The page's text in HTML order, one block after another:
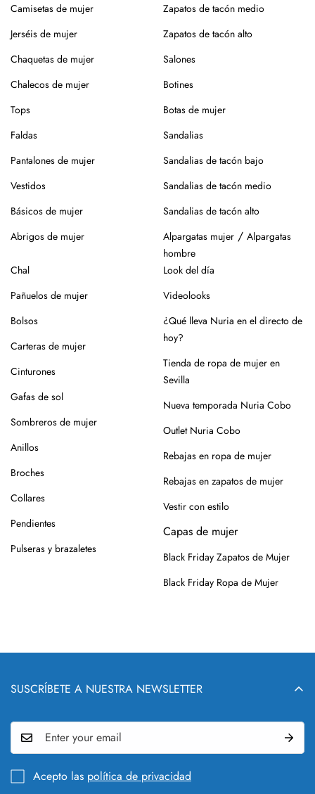
Camisetas de mujer
Jerséis de mujer
Chaquetas de mujer
Chalecos de mujer
Tops
Faldas
Pantalones de mujer
Vestidos
Básicos de mujer
Abrigos de mujer
Zapatos de tacón medio
Zapatos de tacón alto
Salones
Botines
Botas de mujer
Sandalias
Sandalias de tacón bajo
Sandalias de tacón medio
Sandalias de tacón alto
Alpargatas mujer / Alpargatas
hombre
Chal
Pañuelos de mujer
Bolsos
Carteras de mujer
Cinturones
Gafas de sol
Sombreros de mujer
Anillos
Broches
Collares
Pendientes
Pulseras y brazaletes
Look del día
Videolooks
¿Qué lleva Nuria en el directo de
hoy?
Tienda de ropa de mujer en
Sevilla
Nueva temporada Nuria Cobo
Outlet Nuria Cobo
Rebajas en ropa de mujer
Rebajas en zapatos de mujer
Vestir con estilo
Capas de mujer
Black Friday Zapatos de Mujer
Black Friday Ropa de Mujer
SUSCRÍBETE A NUESTRA NEWSLETTER
Acepto las política de privacidad
¡No